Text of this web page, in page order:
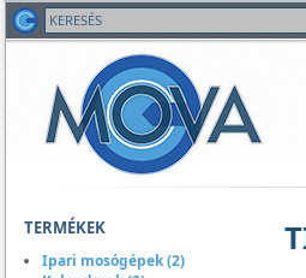
TERMÉKEK
Ipari mosógépek (2)